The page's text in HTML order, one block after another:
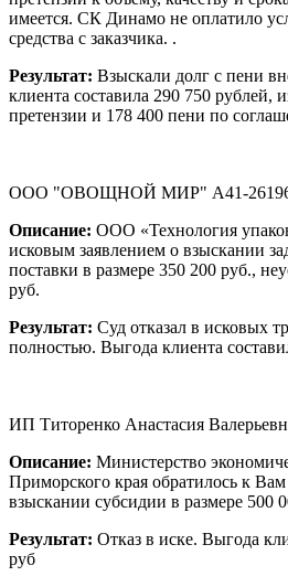
имеется. СК Динамо не оплатило
средства с заказчика. .
Результат: Взыскали долг с пени
клиента составила 290 750 рублей,
претензии и 178 400 пени по
ООО "ОВОЩНОЙ МИР" А41-
Описание: ООО «Технология
исковым заявлением о взыскании
поставки в размере 350 200 руб.,
руб.
Результат: Суд отказал в исковых
полностью. Выгода клиента
ИП Титоренко Анастасия
Описание: Министерство
Приморского края обратилось к
взыскании субсидии в размере 500
Результат: Отказ в иске. Выгода
руб